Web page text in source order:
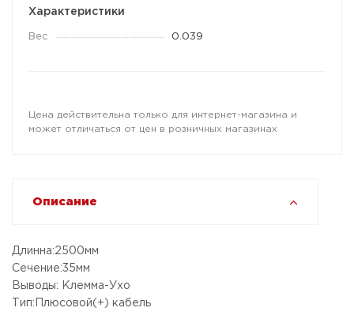
Характеристики
Вес 0.039
Цена действительна только для интернет-магазина и
может отличаться от цен в розничных магазинах
Описание
Длинна:2500мм
Сечение:35мм
Выводы: Клемма-Ухо
Тип:Плюсовой(+) кабель